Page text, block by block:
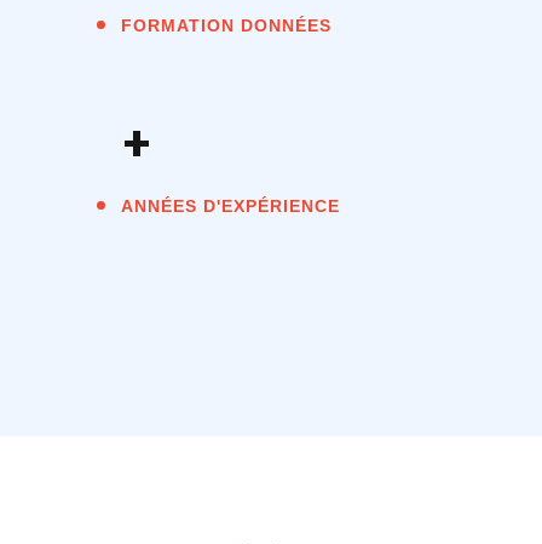
FORMATION DONNÉES
+
ANNÉES D'EXPÉRIENCE